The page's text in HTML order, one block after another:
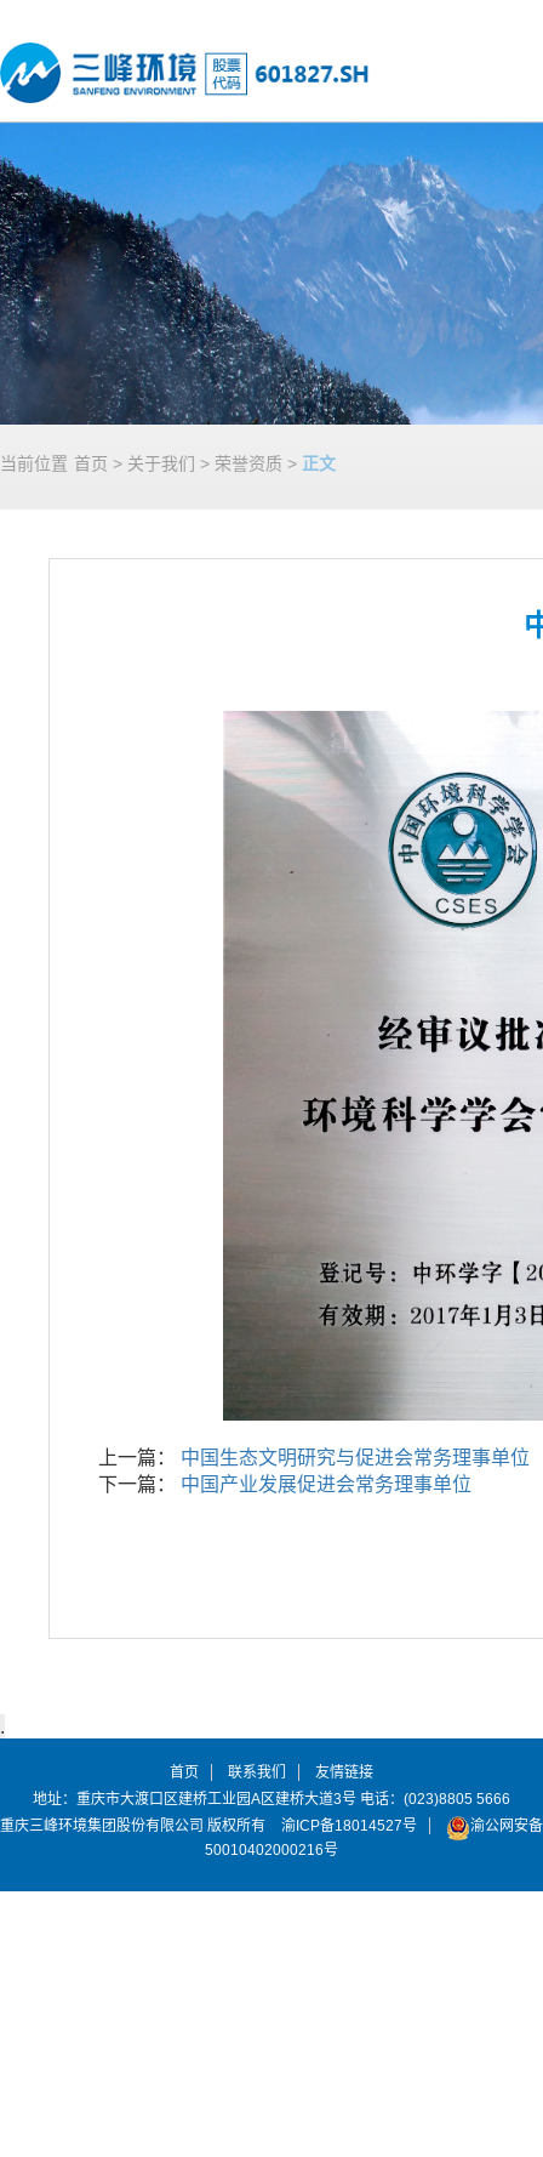
当前位置 首页 > 关于我们 > 荣誉资质 > 正文
上一篇：
中国生态文明研究与促进会常务理事单位
下一篇：
中国产业发展促进会常务理事单位
首页 联系我们
友情链接
地址：重庆市大渡口区建桥工业园A区建桥大道3号 电话：(023)8805 5666
重庆三峰环境集团股份有限公司 版权所有
渝ICP备18014527号
渝公网安备
50010402000216号